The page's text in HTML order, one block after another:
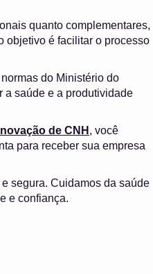
quanto complementares,
objetivo é facilitar o processo
do Ministério do
a saúde e a produtividade
de CNH , você
para receber sua empresa
segura. Cuidamos da saúde
e confiança.